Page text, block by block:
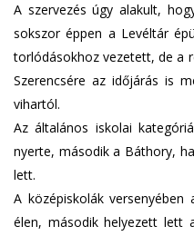
A szervezés úgy alakult,
sokszor éppen a Levéltár
torlódásokhoz vezetett, de a
Szerencsére az időjárás is
vihartól.
Az általános iskolai
nyerte, második a Báthory,
lett.
A középiskolák versenyében
élen, második helyezett lett